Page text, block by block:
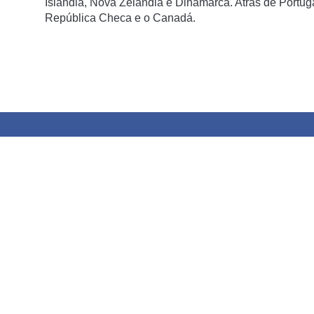
Islândia, Nova Zelândia e Dinamarca. Atrás de
República Checa e o Canadá.